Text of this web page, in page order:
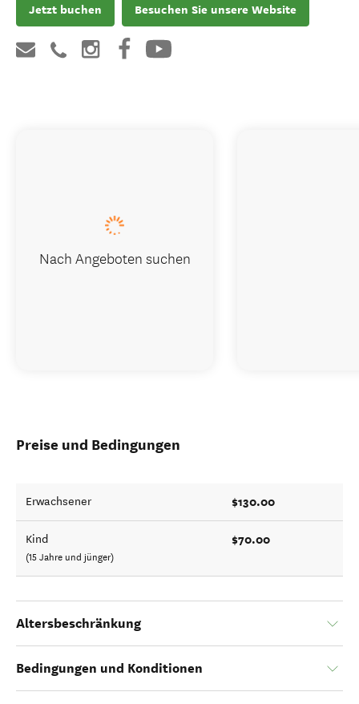
Jetzt buchen Besuchen Sie unsere Website
Preise und Bedingungen
Erwachsener $130.00
Kind
(15 Jahre und jünger)
$70.00
Altersbeschränkung
Bedingungen und Konditionen
Nach Angeboten suchen